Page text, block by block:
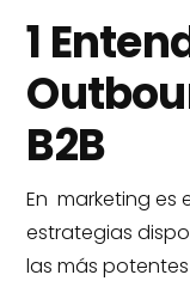
1
B2B
En marketing es
estrategias
las más potentes